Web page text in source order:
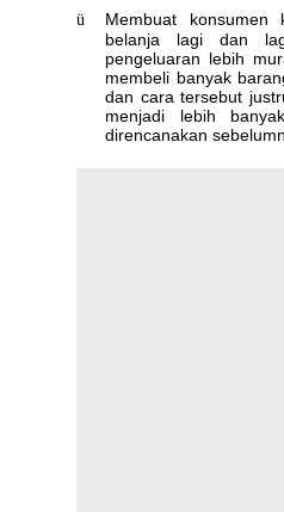
ü
Membuat konsumen
belanja lagi dan
pengeluaran lebih
membeli banyak
dan cara tersebut
menjadi lebih
direncanakan